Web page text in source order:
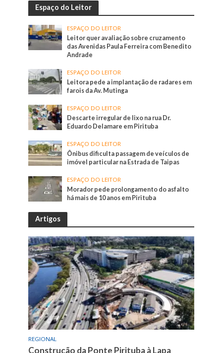
Espaço do Leitor
ESPAÇO DO LEITOR
Leitor quer avaliação sobre cruzamento
das Avenidas Paula Ferreira com Benedito
Andrade
ESPAÇO DO LEITOR
Leitora pede a implantação de radares em
farois da Av. Mutinga
ESPAÇO DO LEITOR
Descarte irregular de lixo na rua Dr.
Eduardo Delamare em Pirituba
ESPAÇO DO LEITOR
Ônibus dificulta passagem de veículos de
imóvel particular na Estrada de Taipas
ESPAÇO DO LEITOR
Morador pede prolongamento do asfalto
há mais de 10 anos em Pirituba
Artigos
REGIONAL
Construção da Ponte Pirituba à Lapa